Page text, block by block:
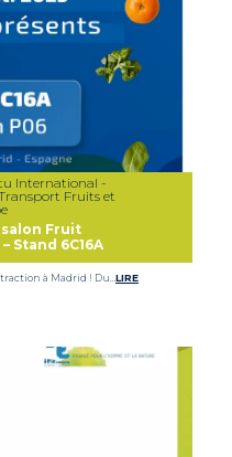
International -
Fruits et
Fruit
Stand 6C16A
à Madrid ! Du… LIRE